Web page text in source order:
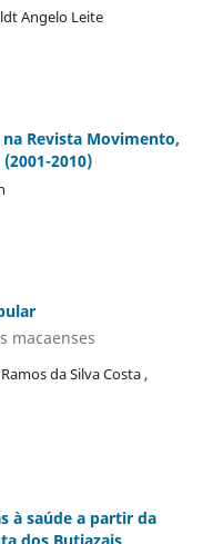
Angelo Leite
Revista Movimento,
2010)
macaenses
da Silva Costa ,
à saúde a partir da
dos Butiazais